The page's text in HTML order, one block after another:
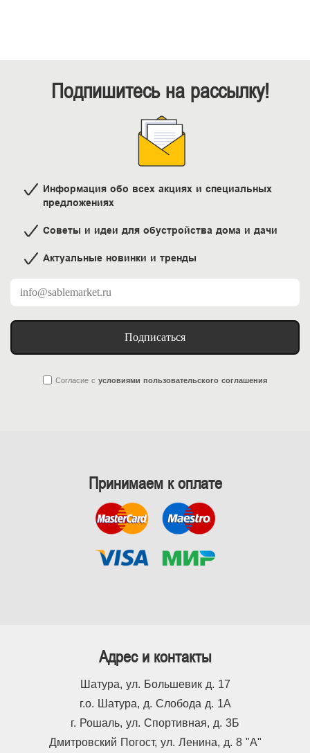
Подпишитесь на рассылку!
Информация обо всех акциях и специальных
предложениях
Советы и идеи для обустройства дома и дачи
Актуальные новинки и тренды
Подписаться
Согласие с условиями пользовательского соглашения
Принимаем к оплате
Адрес и контакты
Шатура, ул. Большевик д. 17
г.о. Шатура, д. Слобода д. 1А
г. Рошаль, ул. Спортивная, д. 3Б
Дмитровский Погост, ул. Ленина, д. 8 "А"